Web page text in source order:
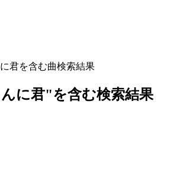
君を含む曲検索結果
に君"を含む検索結果